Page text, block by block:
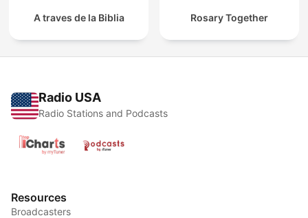
A traves de la Biblia Rosary Together
Radio USA
Radio Stations and Podcasts
Resources
Broadcasters